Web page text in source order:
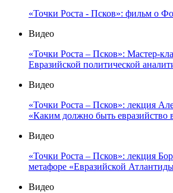
«Точки Роста - Псков»: фильм о
Видео
«Точки Роста – Псков»: Мастер-
Евразийской политической
Видео
«Точки Роста – Псков»: лекция
«Каким должно быть евразийство
Видео
«Точки Роста – Псков»: лекция
метафоре «Евразийской
Видео